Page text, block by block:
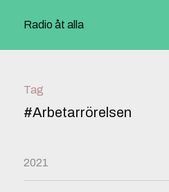
Radio åt alla
Tag
#Arbetarrörelsen
2021